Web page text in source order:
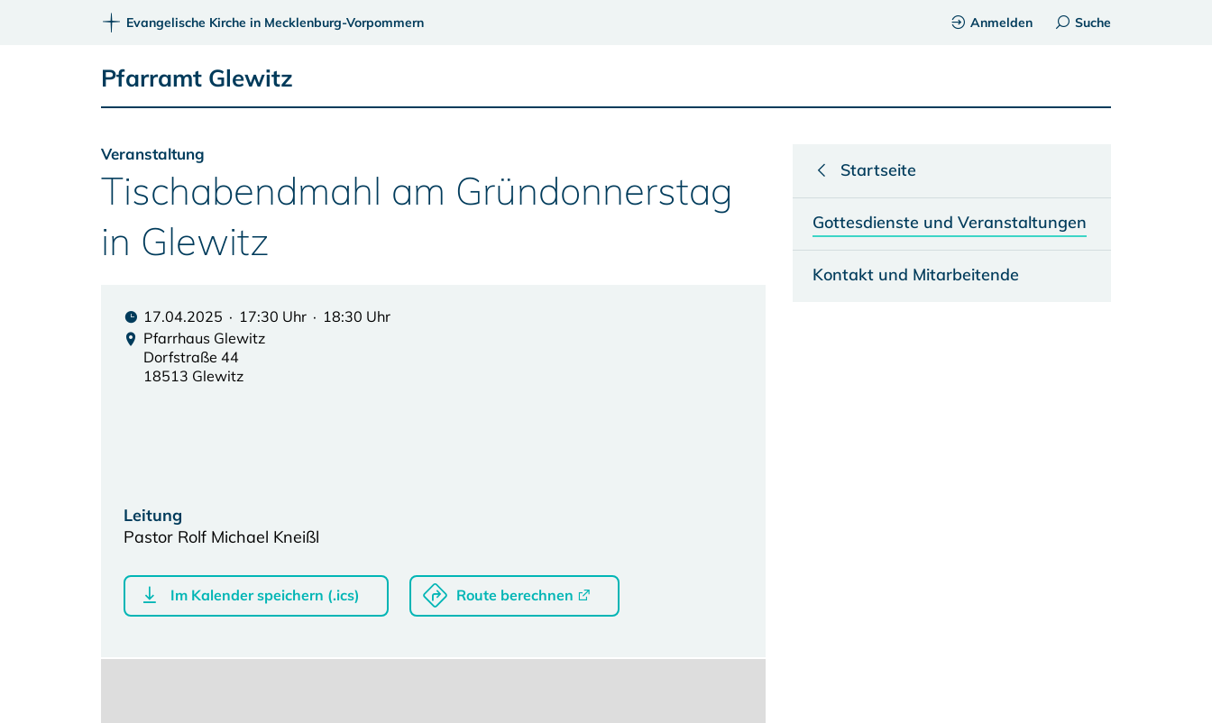
Evangelische Kirche in Mecklenburg-Vorpommern Anmelden Suche
Pfarramt Glewitz
Veranstaltung
Tischabendmahl am Gründonnerstag
in Glewitz
17.04.2025 · 17:30 Uhr · 18:30 Uhr
Pfarrhaus Glewitz
Dorfstraße 44
18513 Glewitz
Leitung
Pastor Rolf Michael Kneißl
Im Kalender speichern (.ics) Route berechnen
Startseite
Gottesdienste und Veranstaltungen
Kontakt und Mitarbeitende